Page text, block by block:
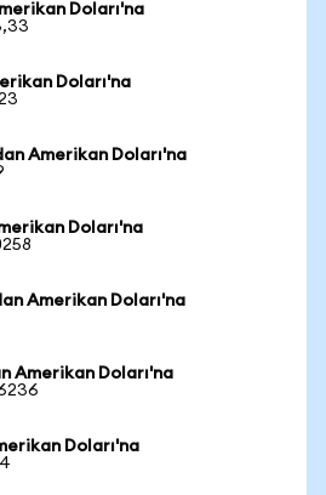
Doları'na
Doları'na
Amerikan Doları'na
Doları'na
Amerikan Doları'na
Amerikan Doları'na
Doları'na